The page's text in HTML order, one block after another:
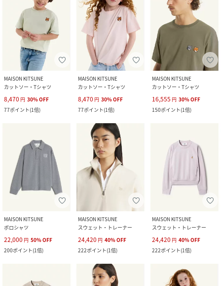
MAISON KITSUNE
カットソー・Tシャツ
8,470 円 30%OFF
77ポイント(1倍)
MAISON KITSUNE
カットソー・Tシャツ
8,470 円 30%OFF
77ポイント(1倍)
MAISON KITSUNE
カットソー・Tシャツ
16,555 円 30%OFF
150ポイント(1倍)
MAISON KITSUNE
ポロシャツ
22,000 円 50%OFF
200ポイント(1倍)
MAISON KITSUNE
スウェット・トレーナー
24,420 円 40%OFF
222ポイント(1倍)
MAISON KITSUNE
スウェット・トレーナー
24,420 円 40%OFF
222ポイント(1倍)